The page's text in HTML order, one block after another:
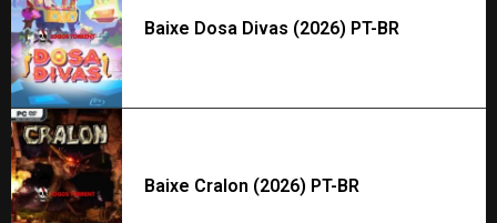
Baixe Dosa Divas (2026) PT-BR
Baixe Cralon (2026) PT-BR